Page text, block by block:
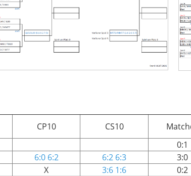
CP10 CS10
0:1
6:0 6:2 6:2 6:3 3:0
X 3:6 1:6 0:2